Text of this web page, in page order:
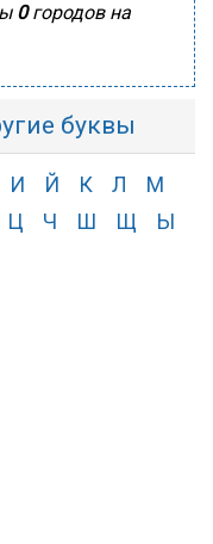
0городов на
буквы
И Й К Л
М
Ц Ч Ш Щ
Ы